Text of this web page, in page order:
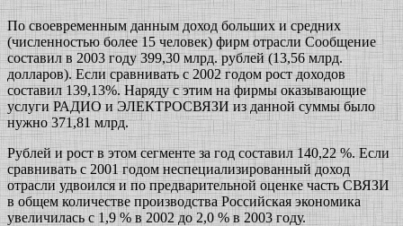
По своевременным данным доход больших и средних
(численностью более 15 человек) фирм отрасли Сообщение
составил в 2003 году 399,30 млрд. рублей (13,56 млрд.
долларов). Если сравнивать с 2002 годом рост доходов
составил 139,13%. Наряду с этим на фирмы оказывающие
услуги РАДИО и ЭЛЕКТРОСВЯЗИ из данной суммы было
нужно 371,81 млрд.
Рублей и рост в этом сегменте за год составил 140,22 %. Если
сравнивать с 2001 годом неспециализированный доход
отрасли удвоился и по предварительной оценке часть СВЯЗИ
в общем количестве производства Российская экономика
увеличилась с 1,9 % в 2002 до 2,0 % в 2003 году.